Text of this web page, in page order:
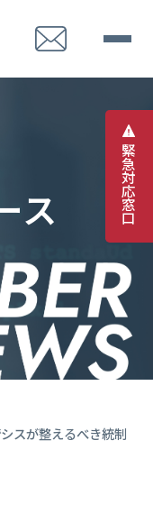
緊
急
対
応
窓
口
ス
スが整えるべき統制